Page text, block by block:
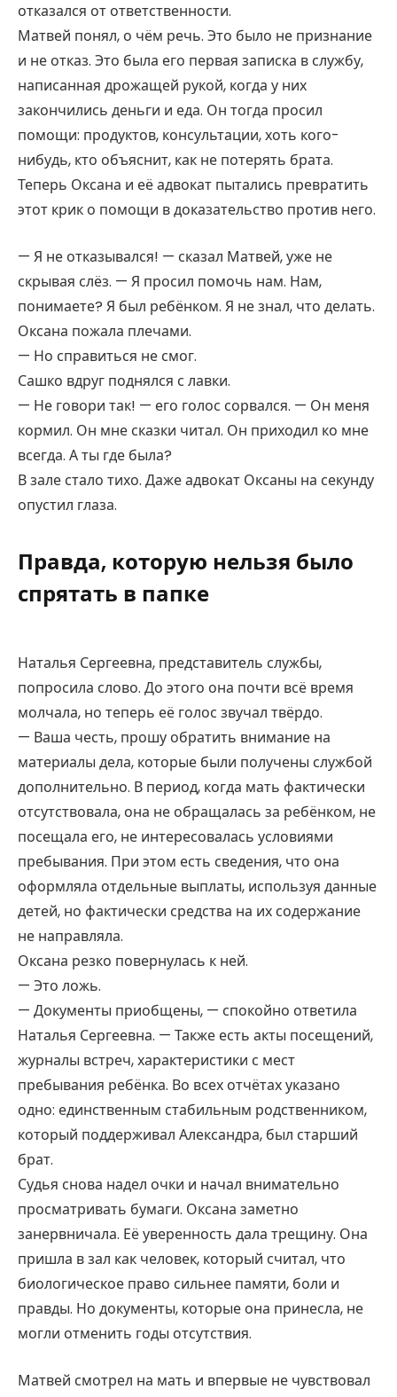
отказался от ответственности.
Матвей понял, о чём речь. Это было не признание
и не отказ. Это была его первая записка в службу,
написанная дрожащей рукой, когда у них
закончились деньги и еда. Он тогда просил
помощи: продуктов, консультации, хоть кого-
нибудь, кто объяснит, как не потерять брата.
Теперь Оксана и её адвокат пытались превратить
этот крик о помощи в доказательство против него.
— Я не отказывался! — сказал Матвей, уже не
скрывая слёз. — Я просил помочь нам. Нам,
понимаете? Я был ребёнком. Я не знал, что делать.
Оксана пожала плечами.
— Но справиться не смог.
Сашко вдруг поднялся с лавки.
— Не говори так! — его голос сорвался. — Он меня
кормил. Он мне сказки читал. Он приходил ко мне
всегда. А ты где была?
В зале стало тихо. Даже адвокат Оксаны на секунду
опустил глаза.
Правда, которую нельзя было
спрятать в папке
Наталья Сергеевна, представитель службы,
попросила слово. До этого она почти всё время
молчала, но теперь её голос звучал твёрдо.
— Ваша честь, прошу обратить внимание на
материалы дела, которые были получены службой
дополнительно. В период, когда мать фактически
отсутствовала, она не обращалась за ребёнком, не
посещала его, не интересовалась условиями
пребывания. При этом есть сведения, что она
оформляла отдельные выплаты, используя данные
детей, но фактически средства на их содержание
не направляла.
Оксана резко повернулась к ней.
— Это ложь.
— Документы приобщены, — спокойно ответила
Наталья Сергеевна. — Также есть акты посещений,
журналы встреч, характеристики с мест
пребывания ребёнка. Во всех отчётах указано
одно: единственным стабильным родственником,
который поддерживал Александра, был старший
брат.
Судья снова надел очки и начал внимательно
просматривать бумаги. Оксана заметно
занервничала. Её уверенность дала трещину. Она
пришла в зал как человек, который считал, что
биологическое право сильнее памяти, боли и
правды. Но документы, которые она принесла, не
могли отменить годы отсутствия.
Матвей смотрел на мать и впервые не чувствовал